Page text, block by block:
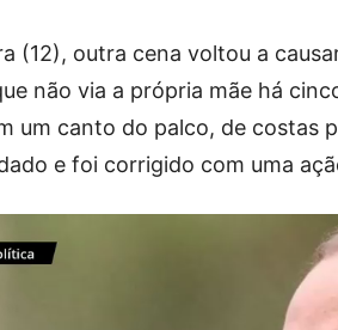
(12), outra cena voltou a
não via a própria mãe há
um canto do palco, de costas
e foi corrigido com uma